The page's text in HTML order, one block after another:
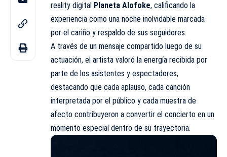
reality digital Planeta Alofoke, calificando la
experiencia como una noche inolvidable marcada
por el cariño y respaldo de sus seguidores.
A través de un mensaje compartido luego de su
actuación, el artista valoró la energía recibida por
parte de los asistentes y espectadores,
destacando que cada aplauso, cada canción
interpretada por el público y cada muestra de
afecto contribuyeron a convertir el concierto en un
momento especial dentro de su trayectoria.